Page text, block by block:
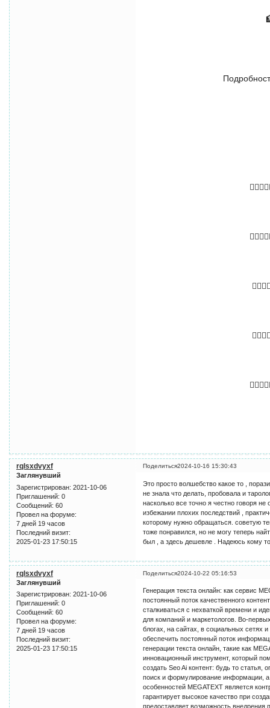
Поделиться2024-10-16 15:30:43
rqlsxdvyxf
Заглянувший
Зарегистрирован: 2021-10-06
Приглашений: 0
Сообщений: 60
Провел на форуме:
7 дней 19 часов
Последний визит:
2025-01-23 17:50:15
Это просто волшебство какое то ,
не знала что делать, пробовала и
насколько все точно я честно говоря
избежании плохих последствий ,
которому нужно обращаться. советую
тоже понравился, но не могу теперь
был , а здесь дешевле . Надеюсь кому
Поделиться2024-10-22 05:16:53
rqlsxdvyxf
Заглянувший
Зарегистрирован: 2021-10-06
Приглашений: 0
Сообщений: 60
Провел на форуме:
7 дней 19 часов
Последний визит:
2025-01-23 17:50:15
Генерация текста онлайн: как сервис
постоянный поток качественного
сталкиваться с нехваткой времени и
для компаний и маркетологов. Во-
блогах, на сайтах, в социальных сетях
обеспечить постоянный поток
генерации текста онлайн, такие как
инновационный инструмент, который
создать Seo Ai контент: будь то
поиск и формулирование информации, а
особенностей MEGATEXT является
гарантирует высокое качество при
предоставляет возможность